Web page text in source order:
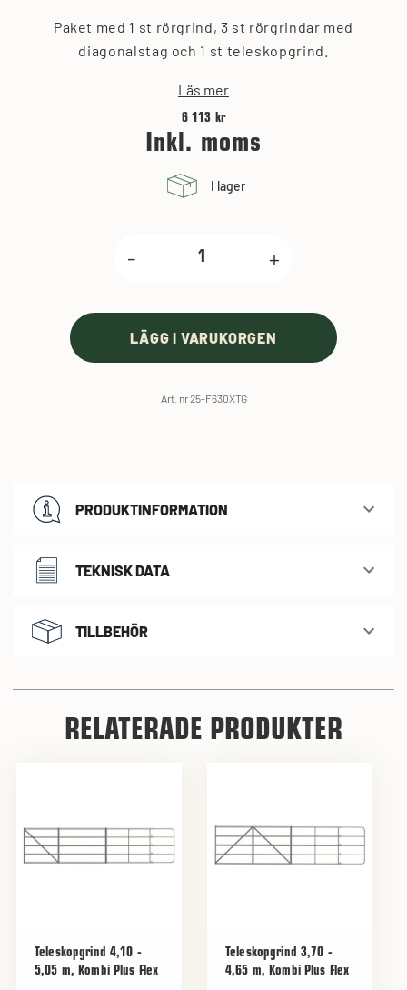
Paket med 1 st rörgrind, 3 st rörgrindar med
diagonalstag och 1 st teleskopgrind.
Läs mer
6 113 kr
Inkl. moms
I lager
- +
LÄGG I VARUKORGEN
Art. nr 25-F630XTG
PRODUKTINFORMATION
TEKNISK DATA
TILLBEHÖR
RELATERADE PRODUKTER
Teleskopgrind 4,10 -
5,05 m, Kombi Plus Flex
Teleskopgrind 3,70 -
4,65 m, Kombi Plus Flex